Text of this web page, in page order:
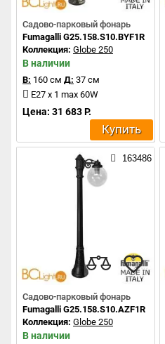
Садово-парковый фонарь
Fumagalli G25.158.S10.BYF1R
Коллекция: Globe 250
В наличии
В: 160 см Д: 37 см
E27 x 1 max 60W
Цена: 31 683 Р.
Купить
163486
Садово-парковый фонарь
Fumagalli G25.158.S10.AZF1R
Коллекция: Globe 250
В наличии